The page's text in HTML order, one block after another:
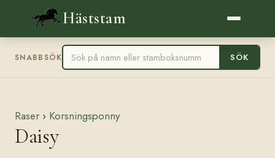
Häststam
SNABBSÖK SÖK
Raser › Korsningsponny
Daisy